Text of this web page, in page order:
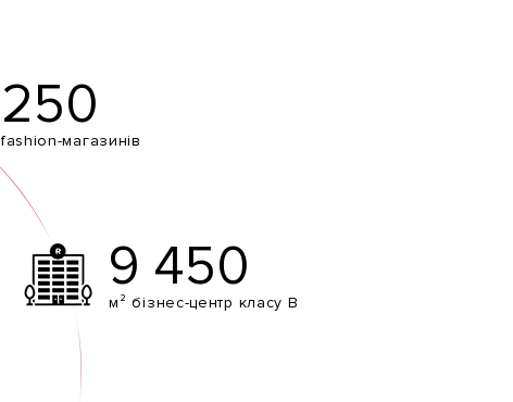
250
fashion-магазинів
9 450
м² бізнес-центр класу В